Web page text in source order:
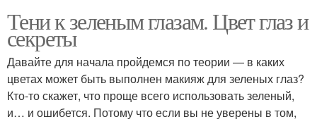
Тени к зеленым глазам. Цвет глаз и
секреты
Давайте для начала пройдемся по теории — в каких
цветах может быть выполнен макияж для зеленых глаз?
Кто-то скажет, что проще всего использовать зеленый,
и… и ошибется. Потому что если вы не уверены в том,